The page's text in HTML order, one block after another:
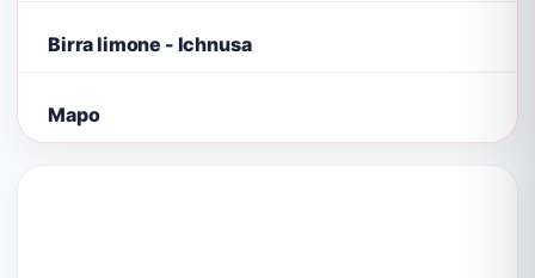
Birra limone - Ichnusa
Mapo